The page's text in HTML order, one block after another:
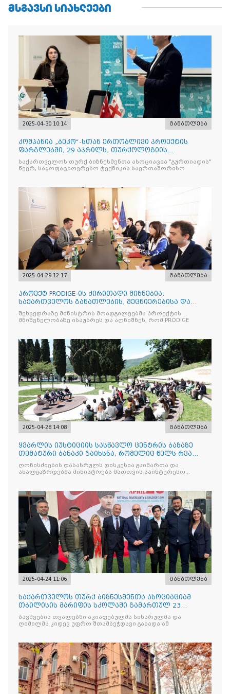
ᲛᲡᲒᲐᲕᲡᲘ ᲡᲘᲐᲮᲚᲔᲔᲑᲘ
2025-04-30 10:14 განათლება
კომპანია „ბეკო“-სთან ერთობლივი პროექტის
ფარგლებში, 29 აპრილს, თურქოლოგიის
მიმართულებისა და თბილისის
საქართველოს თურქ ბიზნესმენთა ასოციაცია "გურთიადის"
წევრ, საყოფაცხოვრებო ტექნიკის საერთაშორისო
2025-04-29 12:17 განათლება
პროექტ PRODIGE-ის ძირითადი მიზნებია:
საქართველოს განათლების, მეცნიერებისა და
ახალგაზრდობის სამინისტრ
შეხვედრაზე მინისტრის მოადგილეებმა პროექტის
მნიშვნელობაზე ისაუბრეს და აღნიშნეს, რომ PRODIGE
2025-04-28 14:08 განათლება
ყვარლის იუსტიციის სასწავლო ცენტრის ბაზაზე
თემატური ბანაკი გაიხსნა, რომელიც წელს რვა
ნაკადად ჩატარდებ
ღონისძიების დასასრულს დისკუსია გაიმართა და
ახალგაზრდებმა მინისტრებს მათთვის საინტერესო
2025-04-24 11:06 განათლება
საქართველოს თურქ ბიზნესმენთა ასოციაციამ
თბილისის მარიფის სკოლაში გამართულ 23
აპრილის ეროვნული სუვერე
ბავშვების თვალებში აკიაფებულმა სიხარულმა და
ღიმილმა კიდევ უფრო შთამბეჭდავი გახადა ამ